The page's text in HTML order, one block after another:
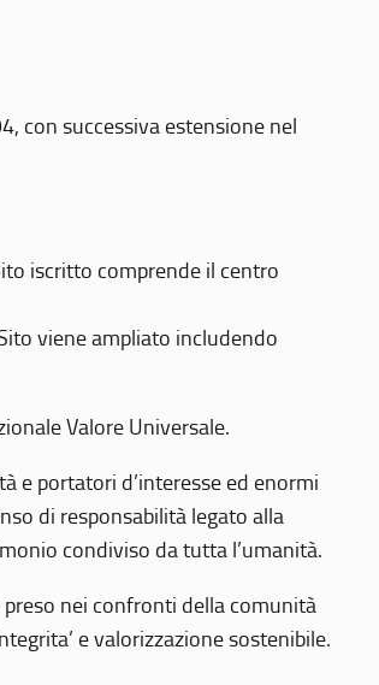
con successiva estensione nel
iscritto comprende il centro
viene ampliato includendo
Valore Universale.
e portatori d’interesse ed enormi
di responsabilità legato alla
condiviso da tutta l’umanità.
nei confronti della comunità
e valorizzazione sostenibile.